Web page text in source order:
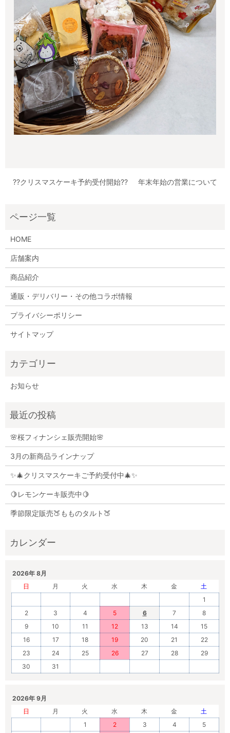
??クリスマスケーキ予約受付開始?? 年末年始の営業について
HOME
店舗案内
商品紹介
通販・デリバリー・その他コラボ情報
プライバシーポリシー
サイトマップ
お知らせ
🌸桜フィナンシェ販売開始🌸
3月の新商品ラインナップ
✨🎄クリスマスケーキご予約受付中🎄✨
🍋レモンケーキ販売中🍋
季節限定販売🍑もものタルト🍑
2026年 8月
日
月 火 水 木 金
土
1
2
3 4 5 6 7
8
9
10 11 12 13 14
15
16
17 18 19 20 21
22
23
24 25 26 27 28
29
30
31
2026年 9月
日
月 火 水 木 金
土
1
2 3 4
5